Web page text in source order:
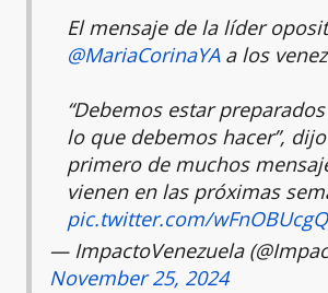
El mensaje de la líder
@MariaCorinaYAa los
“Debemos estar
lo que debemos hacer”,
primero de muchos
vienen en las próximas
pic.twitter.com/
— ImpactoVenezuela
November 25, 2024